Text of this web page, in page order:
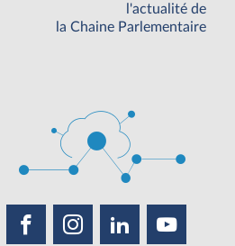
l'actualité de
la Chaine Parlementaire